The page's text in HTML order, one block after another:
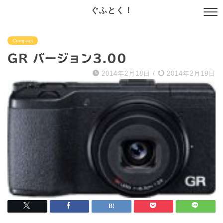
ぐふとく！
Compact
GR バージョン3.00
2014年2月18日 / 2014年2月19日